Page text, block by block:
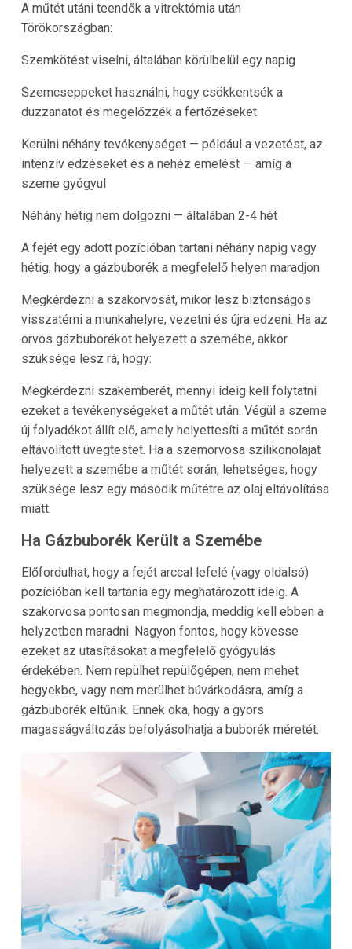
A műtét utáni teendők a vitrektómia után
Törökországban:
Szemkötést viselni, általában körülbelül egy napig
Szemcseppeket használni, hogy csökkentsék a
duzzanatot és megelőzzék a fertőzéseket
Kerülni néhány tevékenységet — például a vezetést, az
intenzív edzéseket és a nehéz emelést — amíg a
szeme gyógyul
Néhány hétig nem dolgozni — általában 2-4 hét
A fejét egy adott pozícióban tartani néhány napig vagy
hétig, hogy a gázbuborék a megfelelő helyen maradjon
Megkérdezni a szakorvosát, mikor lesz biztonságos
visszatérni a munkahelyre, vezetni és újra edzeni. Ha az
orvos gázbuborékot helyezett a szemébe, akkor
szüksége lesz rá, hogy:
Megkérdezni szakemberét, mennyi ideig kell folytatni
ezeket a tevékenységeket a műtét után. Végül a szeme
új folyadékot állít elő, amely helyettesíti a műtét során
eltávolított üvegtestet. Ha a szemorvosa szilikonolajat
helyezett a szemébe a műtét során, lehetséges, hogy
szüksége lesz egy második műtétre az olaj eltávolítása
miatt.
Ha Gázbuborék Került a Szemébe
Előfordulhat, hogy a fejét arccal lefelé (vagy oldalsó)
pozícióban kell tartania egy meghatározott ideig. A
szakorvosa pontosan megmondja, meddig kell ebben a
helyzetben maradni. Nagyon fontos, hogy kövesse
ezeket az utasításokat a megfelelő gyógyulás
érdekében. Nem repülhet repülőgépen, nem mehet
hegyekbe, vagy nem merülhet búvárkodásra, amíg a
gázbuborék eltűnik. Ennek oka, hogy a gyors
magasságváltozás befolyásolhatja a buborék méretét.